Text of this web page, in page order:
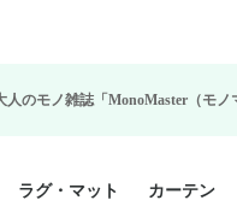
（モノマスター）」の疲労
ラグ・マット カーテン